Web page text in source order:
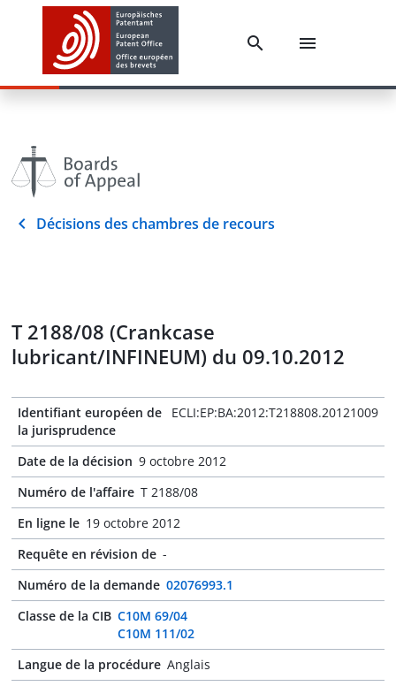
Décisions des chambres de recours
T 2188/08 (Crankcase
lubricant/INFINEUM) du 09.10.2012
Identifiant européen de
la jurisprudence
ECLI:EP:BA:2012:T218808.20121009
Date de la décision 9 octobre 2012
Numéro de l'affaire T 2188/08
En ligne le 19 octobre 2012
Requête en révision de -
Numéro de la demande 02076993.1
Classe de la CIB C10M 69/04
C10M 111/02
Langue de la procédure Anglais